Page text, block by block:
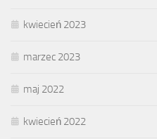
kwiecień 2023
marzec 2023
maj 2022
kwiecień 2022